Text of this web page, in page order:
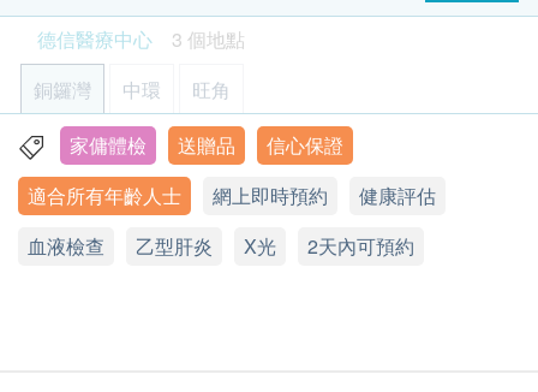
紅血球平均容積
紅血球壓積量
血小板數目
中性白血球
淋巴白血球
單核白血球
泌尿情況
碳13幽門螺旋菌呼氣測試
快速診斷程序，用於識別幽門螺旋桿菌感染
HK$820.0
客戶必須於預約當天出示身份証及列印訂購確認信
以確認身份。
本身體檢查計劃有效期為12個月，客戶必須於12
個月內(由確認付款日期起計)接受有關檢查，逾期
作廢。
請注意：新冠疫苗前健康檢查進行前不會有醫生評
估，所有健康檢查/服務並非作為醫務診斷或治療
用途，醫護人員不會為客人提供任何新冠疫苗建議
或選擇
德信醫療中心
3 個地點
銅鑼灣
中環 旺角
香港銅鑼灣恩平道28號利園二期24樓2401室
顯示地圖
星期一至六：9:00a.m. – 18:30p.m.
家傭體檢 送贈品
信心保證
適合所有年齡人士
網上即時預約
健康評估
血液檢查
乙型肝炎 X光 2天內可預約